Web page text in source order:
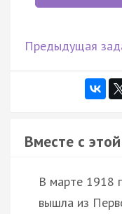
Предыдущая
Вместе с
В марте 1918
вышла из